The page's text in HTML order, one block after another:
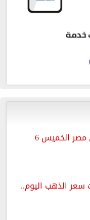
سعر الذهب اليوم في مصر الخميس 6
الذهب اليوم..